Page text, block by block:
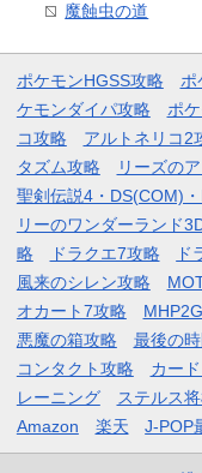
魔蝕虫の道
ポケモンHGSS攻略 ポ
ケモンダイパ攻略
ポ
コ攻略
アルトネリコ2
タズム攻略
リーズの
聖剣伝説4・DS(COM)
リーのワンダーランド
略
ドラクエ7攻略 ド
風来のシレン攻略
オカート7攻略
悪魔の箱攻略
最後の
コンタクト攻略
カー
レーニング
ステルス
Amazon
楽天 J-POP